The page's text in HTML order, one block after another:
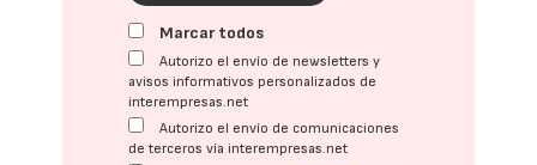
Marcar todos
Autorizo el envío de newsletters y
avisos informativos personalizados de
interempresas.net
Autorizo el envío de comunicaciones
de terceros vía interempresas.net